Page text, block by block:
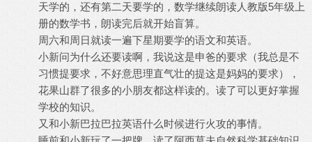
天学的，还有第二天要学的，数学继续朗读人教版5年级上
册的数学书，朗读完后就开始盲算。
周六和周日就读一遍下星期要学的语文和英语。
小新问为什么还要读啊，我说这是申爸的要求（我总是不
习惯提要求，不好意思理直气壮的提这是妈妈的要求），
花果山群了很多的小朋友都这样读的。读了可以更好掌握
学校的知识。
又和小新巴拉巴拉英语什么时候进行火攻的事情。